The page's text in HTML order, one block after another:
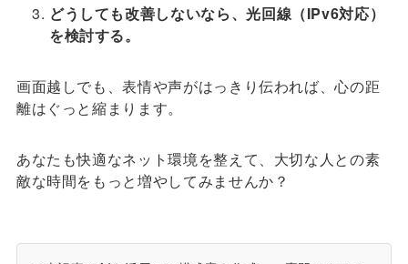
どうしても改善しないなら、光回線（IPv6対応）
を検討する。
画面越しでも、表情や声がはっきり伝われば、心の距
離はぐっと縮まります。
あなたも快適なネット環境を整えて、大切な人との素
敵な時間をもっと増やしてみませんか？